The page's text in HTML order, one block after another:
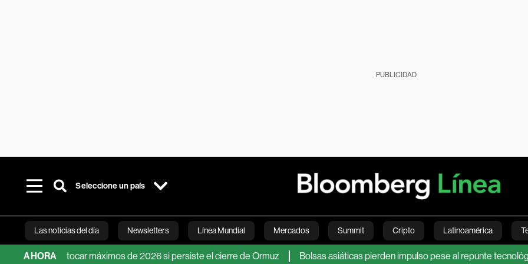
PUBLICIDAD
Seleccione un país
Las noticias del día Newsletters Línea Mundial Mercados Summit Cripto Latinoamérica
Bloomberg Green Economía Estilo de vida Mundo Videos
AHORA
tocar máximos de 2026 si persiste el cierre de Ormuz Bolsas asiáticas pierden impulso pese al repunte tecnológico de